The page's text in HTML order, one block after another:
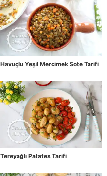
Havuçlu Yeşil Mercimek Sote Tarifi
Tereyağlı Patates Tarifi